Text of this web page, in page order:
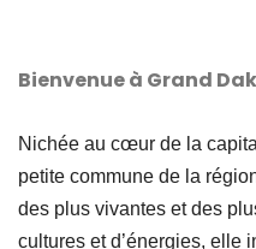
Bienvenue à Grand
Nichée au cœur de la
petite commune de la
des plus vivantes et des
cultures et d’énergies, elle